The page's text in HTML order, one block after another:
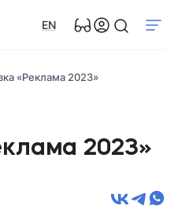
EN
«Реклама 2023»
2023»